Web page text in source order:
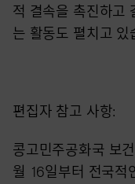
적 결속을 촉진하고
는 활동도 펼치고 있
편집자 참고 사항:
콩고민주공화국 보
월 16일부터 전국적